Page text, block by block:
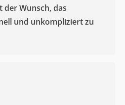
der Wunsch, das
und unkompliziert zu